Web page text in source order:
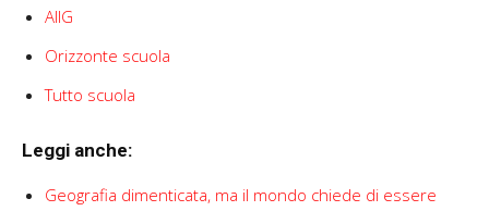
AIIG
Orizzonte scuola
Tutto scuola
Leggi anche:
Geografia dimenticata, ma il mondo chiede di essere